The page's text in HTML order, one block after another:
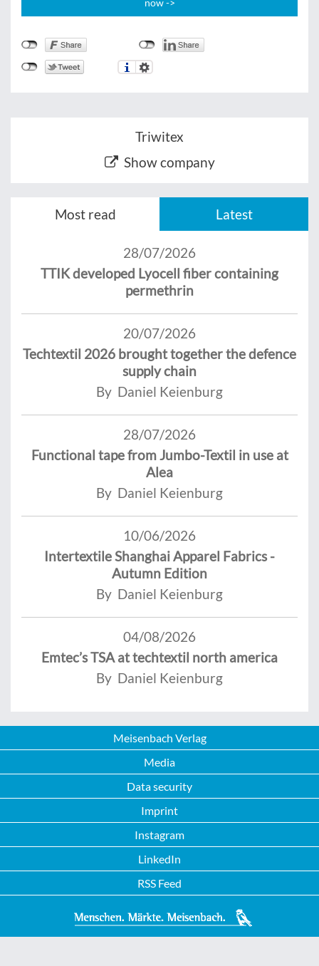
Triwitex
Show company
Most read Latest
28/07/2026
TTIK developed Lyocell fiber containing
permethrin
20/07/2026
Techtextil 2026 brought together the defence
supply chain
By Daniel Keienburg
28/07/2026
Functional tape from Jumbo-Textil in use at
Alea
By Daniel Keienburg
10/06/2026
Intertextile Shanghai Apparel Fabrics -
Autumn Edition
By Daniel Keienburg
04/08/2026
Emtec’s TSA at techtextil north america
By Daniel Keienburg
Meisenbach Verlag
Media
Data security
Imprint
Instagram
LinkedIn
RSS Feed